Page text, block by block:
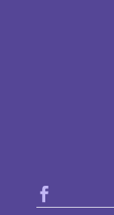
